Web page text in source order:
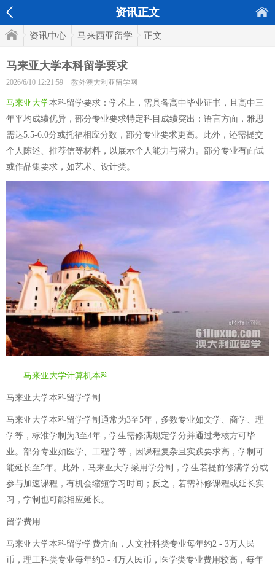
资讯正文
资讯中心 马来西亚留学 正文
马来亚大学本科留学要求
2026/6/10 12:21:59 教外澳大利亚留学网
马来亚大学本科留学要求：学术上，需具备高中毕业证书，且高中三
年平均成绩优异，部分专业要求特定科目成绩突出；语言方面，雅思
需达5.5-6.0分或托福相应分数，部分专业要求更高。此外，还需提交
个人陈述、推荐信等材料，以展示个人能力与潜力。部分专业有面试
或作品集要求，如艺术、设计类。
马来亚大学计算机本科
马来亚大学本科留学学制
马来亚大学本科留学学制通常为3至5年，多数专业如文学、商学、理
学等，标准学制为3至4年，学生需修满规定学分并通过考核方可毕
业。部分专业如医学、工程学等，因课程复杂且实践要求高，学制可
能延长至5年。此外，马来亚大学采用学分制，学生若提前修满学分或
参与加速课程，有机会缩短学习时间；反之，若需补修课程或延长实
习，学制也可能相应延长。
留学费用
马来亚大学本科留学学费方面，人文社科类专业每年约2 - 3万人民
币，理工科类专业每年约3 - 4万人民币，医学类专业费用较高，每年